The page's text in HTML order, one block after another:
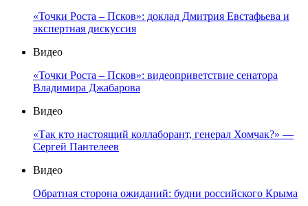
«Точки Роста – Псков»: доклад Дмитрия Евстафьева и
экспертная дискуссия
Видео
«Точки Роста – Псков»: видеоприветствие сенатора
Владимира Джабарова
Видео
«Так кто настоящий коллаборант, генерал Хомчак?» —
Сергей Пантелеев
Видео
Обратная сторона ожиданий: будни российского Крыма